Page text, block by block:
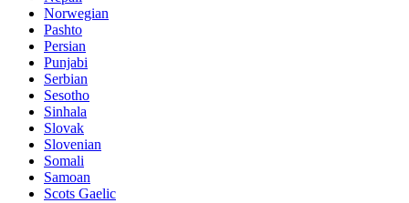
Norwegian
Pashto
Persian
Punjabi
Serbian
Sesotho
Sinhala
Slovak
Slovenian
Somali
Samoan
Scots Gaelic